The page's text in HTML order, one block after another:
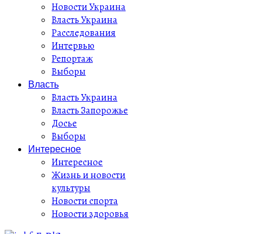
Новости Украина
Власть Украина
Расследования
Интервью
Репортаж
Выборы
Власть
Власть Украина
Власть Запорожье
Досье
Выборы
Интересное
Интересное
Жизнь и новости
культуры
Новости спорта
Новости здоровья